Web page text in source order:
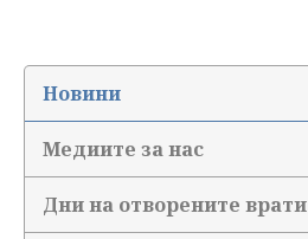
Новини
Медиите за нас
Дни на отворените врати